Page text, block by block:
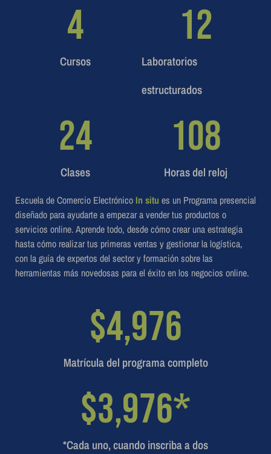
Cursos
4
Laboratorios
estructurados
12
Clases
24
Horas del reloj
108
Escuela de Comercio ElectrónicoIn situ es un Programa presencial
diseñado para ayudarte a empezar a vender tus productos o
servicios online. Aprende todo, desde cómo crear una estrategia
hasta cómo realizar tus primeras ventas y gestionar la logística,
con la guía de expertos del sector y formación sobre las
herramientas más novedosas para el éxito en los negocios online.
Matrícula del programa completo
$4,976
*Cada uno, cuando inscriba a dos
$3,976*